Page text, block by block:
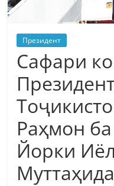
Президент
Сафари
Раҳмон
Йорки